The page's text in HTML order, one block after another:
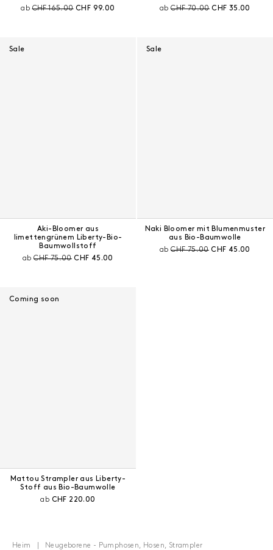
abPreis vor Rabatt:
CHF 165.00 Aktueller Preis:
CHF 99.00
abPreis vor Rabatt:
CHF 70.00 Aktueller Preis:
CHF 35.00
Sale
Aki-Bloomer aus
limettengrünem Liberty-Bio-
Baumwollstoff
abPreis vor Rabatt:
CHF 75.00 Aktueller Preis:
CHF 45.00
Sale
Naki Bloomer mit Blumenmuster
aus Bio-Baumwolle
abPreis vor Rabatt:
CHF 75.00 Aktueller Preis:
CHF 45.00
Coming soon
Mattou Strampler aus Liberty-
Stoff aus Bio-Baumwolle
ab Aktueller Preis:
CHF 220.00
Heim Neugeborene - Pumphosen, Hosen, Strampler